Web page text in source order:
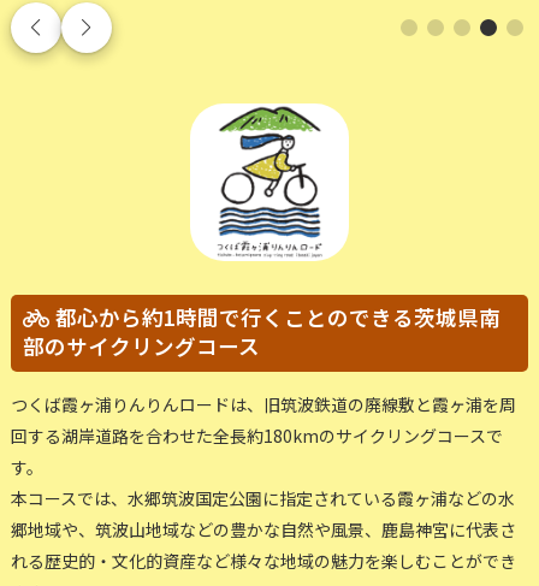
都心から約1時間で行くことのできる茨城県南
部のサイクリングコース
つくば霞ヶ浦りんりんロードは、旧筑波鉄道の廃線敷と霞ヶ浦を周
回する湖岸道路を合わせた全長約180kmのサイクリングコースで
す。
本コースでは、水郷筑波国定公園に指定されている霞ヶ浦などの水
郷地域や、筑波山地域などの豊かな自然や風景、鹿島神宮に代表さ
れる歴史的・文化的資産など様々な地域の魅力を楽しむことができ